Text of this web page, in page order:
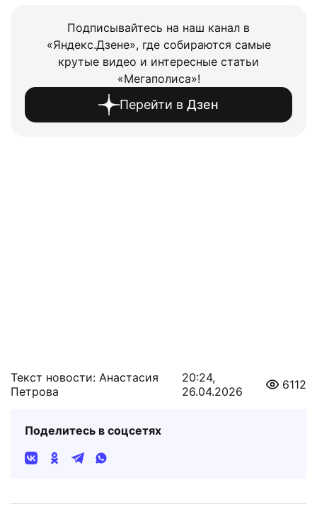
Подписывайтесь на наш канал в
«Яндекс.Дзене», где собираются самые
крутые видео и интересные статьи
«Мегаполиса»!
Перейти в Дзен
Текст новости: Анастасия
Петрова
20:24,
26.04.2026
6112
Поделитесь в соцсетях